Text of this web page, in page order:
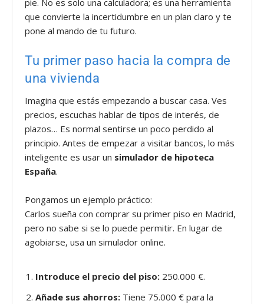
que convierte la incertidumbre en un plan claro y te
pone al mando de tu futuro.
Tu primer paso hacia la compra de
una vivienda
Imagina que estás empezando a buscar casa. Ves
precios, escuchas hablar de tipos de interés, de
plazos… Es normal sentirse un poco perdido al
principio. Antes de empezar a visitar bancos, lo más
inteligente es usar un simulador de hipoteca
España.
Pongamos un ejemplo práctico:
Carlos sueña con comprar su primer piso en Madrid,
pero no sabe si se lo puede permitir. En lugar de
agobiarse, usa un simulador online.
Introduce el precio del piso:250.000 €.
Añade sus ahorros:Tiene 75.000 € para la